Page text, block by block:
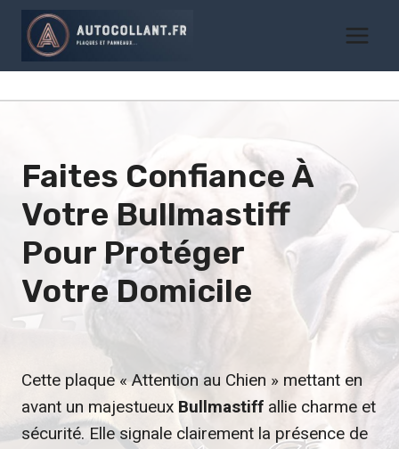
Aller
contenu
Faites Confiance À
VotreBullmastiff
Pour Protéger
Votre Domicile
Cette plaque « Attention au Chien » mettant en
avant un majestueux Bullmastiff allie charme et
sécurité. Elle signale clairement la présence de